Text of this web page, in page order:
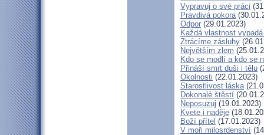
Vypravuj o své práci
Pravdivá pokora
Odpor (29.01.2023)
Každá vlastnost
Ztrácíme zásluhy
Největším zlem
Kdo se modlí a kdo se
Přináší smrt duši i tělu
Okolnosti (22.01.2023)
Starostlivost láska
Dokonalé štěstí
Neposuzuj (19.01.2023)
Kvete i naděje
Boží přítel (17.01.2023)
V moři milosrdenství